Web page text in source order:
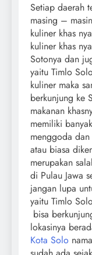
Setiap daerah
masing –
kuliner khas
kuliner khas nya
Sotonya dan
yaitu Timlo
kuliner maka
berkunjung ke
makanan
memiliki
menggoda
atau biasa
merupakan
di Pulau Jawa
jangan lupa
yaitu Timlo
bisa
lokasinya
Kota Solo